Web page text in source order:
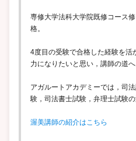
専修大学法科大学院既修コース
格。
4度目の受験で合格した経験を活
力になりたいと思い，講師の道へ
アガルートアカデミーでは，司
験，司法書士試験，弁理士試験の
渥美講師の紹介はこちら